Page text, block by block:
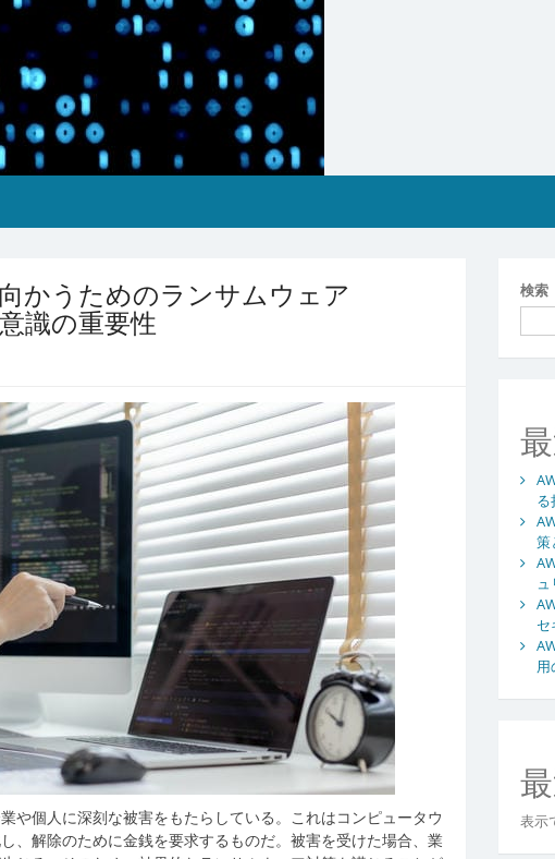
かうためのランサムウェア
識の重要性
や個人に深刻な被害をもたらしている。 これはコンピュータウ
、解除のために金銭を要求するものだ。被害を受けた場合、業
検索
る
策
ュ
セ
用
表示